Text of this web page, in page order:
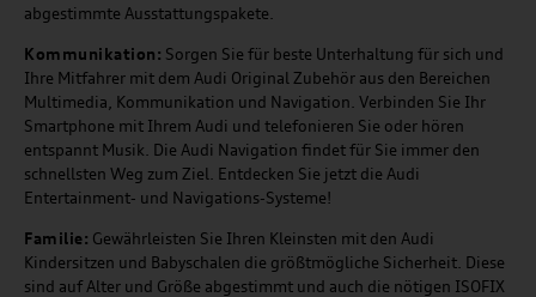
abgestimmte Ausstattungspakete.
Kommunikation: Sorgen Sie für beste Unterhaltung für sich und
Ihre Mitfahrer mit dem Audi Original Zubehör aus den Bereichen
Multimedia, Kommunikation und Navigation. Verbinden Sie Ihr
Smartphone mit Ihrem Audi und telefonieren Sie oder hören
entspannt Musik. Die Audi Navigation findet für Sie immer den
schnellsten Weg zum Ziel. Entdecken Sie jetzt die Audi
Entertainment- und Navigations-Systeme!
Familie: Gewährleisten Sie Ihren Kleinsten mit den Audi
Kindersitzen und Babyschalen die größtmögliche Sicherheit. Diese
sind auf Alter und Größe abgestimmt und auch die nötigen ISOFIX